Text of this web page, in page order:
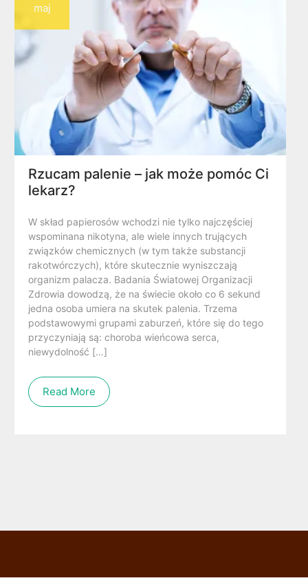
maj
Rzucam palenie – jak może pomóc Ci
lekarz?
W skład papierosów wchodzi nie tylko najczęściej
wspominana nikotyna, ale wiele innych trujących
związków chemicznych (w tym także substancji
rakotwórczych), które skutecznie wyniszczają
organizm palacza. Badania Światowej Organizacji
Zdrowia dowodzą, że na świecie około co 6 sekund
jedna osoba umiera na skutek palenia. Trzema
podstawowymi grupami zaburzeń, które się do tego
przyczyniają są: choroba wieńcowa serca,
niewydolność […]
Read More